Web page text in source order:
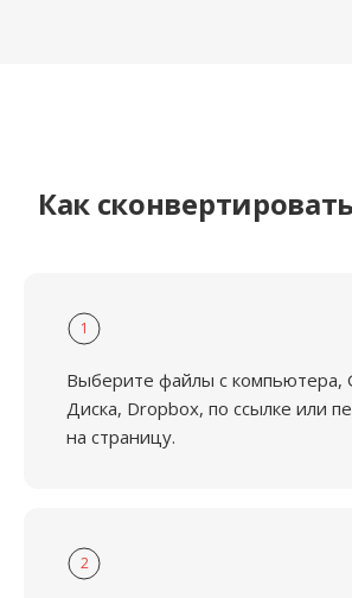
Как сконвертировать
1
Выберите файлы с компьютера,
Диска, Dropbox, по ссылке или
на страницу.
2